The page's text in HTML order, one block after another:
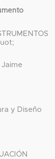
Jaime
y Diseño